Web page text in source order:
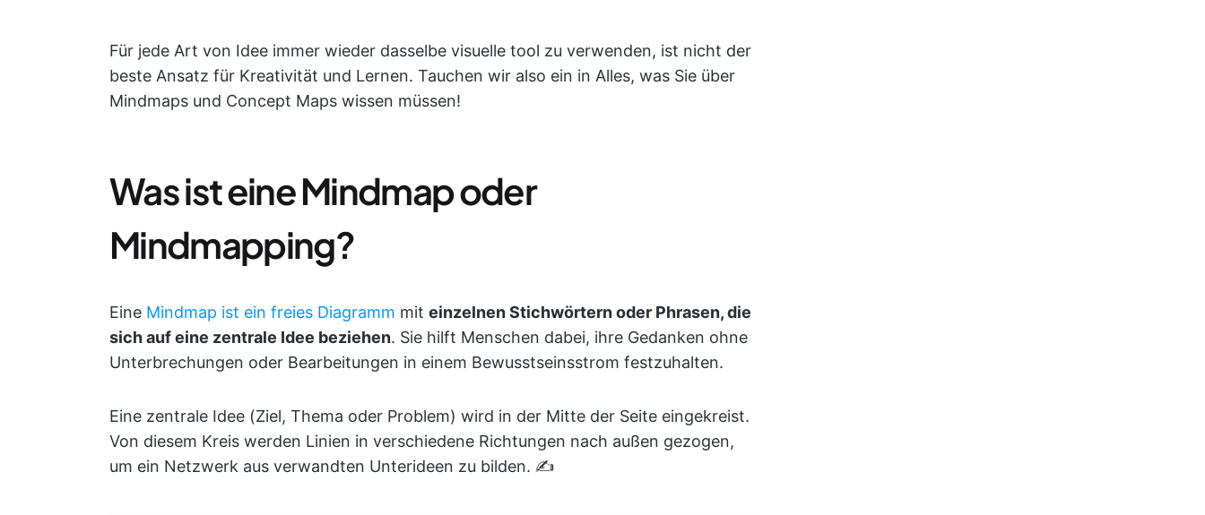
Für jede Art von Idee immer wieder dasselbe visuelle tool zu verwenden, ist nicht der
beste Ansatz für Kreativität und Lernen. Tauchen wir also ein in Alles, was Sie über
Mindmaps und Concept Maps wissen müssen!
Was ist eine Mindmap oder
Mindmapping?
Eine Mindmap ist ein freies Diagramm mit einzelnen Stichwörtern oder Phrasen, die
sich auf eine zentrale Idee beziehen. Sie hilft Menschen dabei, ihre Gedanken ohne
Unterbrechungen oder Bearbeitungen in einem Bewusstseinsstrom festzuhalten.
Eine zentrale Idee (Ziel, Thema oder Problem) wird in der Mitte der Seite eingekreist.
Von diesem Kreis werden Linien in verschiedene Richtungen nach außen gezogen,
um ein Netzwerk aus verwandten Unterideen zu bilden. ✍️